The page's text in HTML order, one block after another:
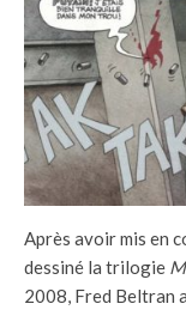
Après avoir mis en
dessiné la trilogie
2008, Fred Beltran